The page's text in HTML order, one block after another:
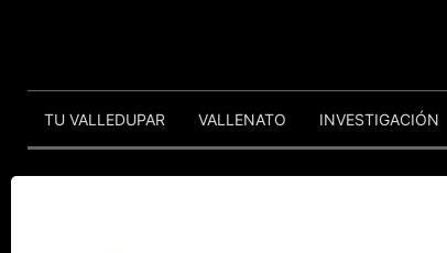
TU VALLEDUPAR VALLENATO INVESTIGACIÓN